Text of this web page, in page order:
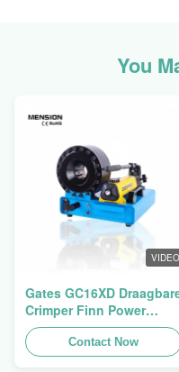
You
VIDEO
Gates GC16XD
Crimper Finn Power
P16HP Handmatige
Hydraulische Kabel
Crimper te koop
Contact Now